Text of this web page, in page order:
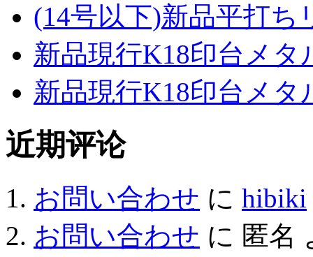
(14号以下)新品平打ち
新品現行K18印台メタ
新品現行K18印台メタ
近期评论
お問い合わせ に hibiki
お問い合わせ に 匿名